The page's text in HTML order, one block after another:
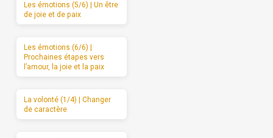
Les émotions (5/6) | Un être
de joie et de paix
Les émotions (6/6) |
Prochaines étapes vers
l’amour, la joie et la paix
La volonté (1/4) | Changer
de caractère